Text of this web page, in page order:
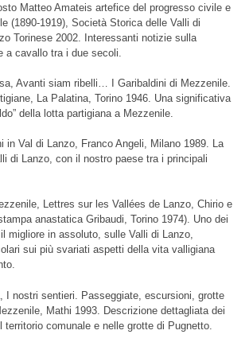
Matteo Amateis artefice del progresso civile e
(1890-1919), Società Storica delle Valli di
Torinese 2002. Interessanti notizie sulla
a cavallo tra i due secoli.
Avanti siam ribelli… I Garibaldini di Mezzenile.
La Palatina, Torino 1946. Una significativa
della lotta partigiana a Mezzenile.
in Val di Lanzo, Franco Angeli, Milano 1989. La
di Lanzo, con il nostro paese tra i principali
Lettres sur les Vallées de Lanzo, Chirio e
anastatica Gribaudi, Torino 1974). Uno dei
migliore in assoluto, sulle Valli di Lanzo,
sui più svariati aspetti della vita valligiana
I nostri sentieri. Passeggiate, escursioni, grotte
Mathi 1993. Descrizione dettagliata dei
territorio comunale e nelle grotte di Pugnetto.